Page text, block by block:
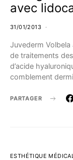
avec
31/01/2013
Juvederm Volbela
de traitements
d’acide
comblement
PARTAGER
ESTHÉTIQUE